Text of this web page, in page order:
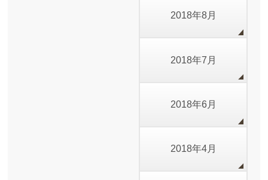
2018年8月
2018年7月
2018年6月
2018年4月